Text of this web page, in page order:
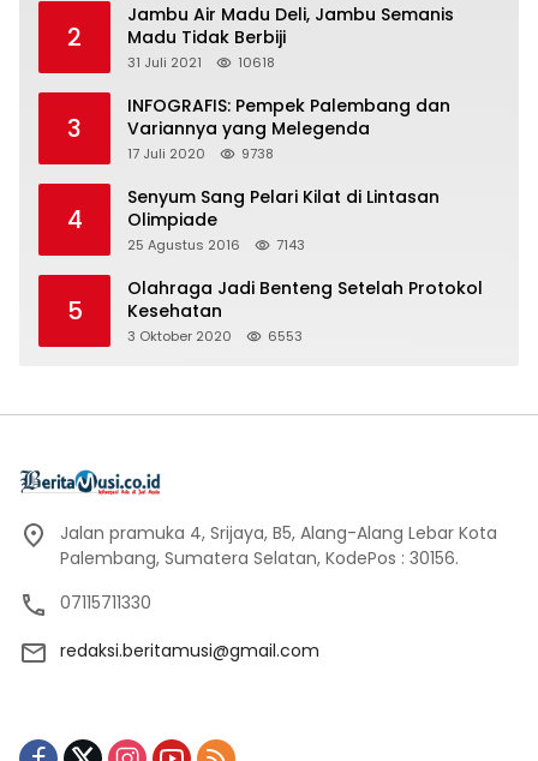
2
Jambu Air Madu Deli, Jambu Semanis
Madu Tidak Berbiji
31 Juli 2021 10618
3
INFOGRAFIS: Pempek Palembang dan
Variannya yang Melegenda
17 Juli 2020 9738
4
Senyum Sang Pelari Kilat di Lintasan
Olimpiade
25 Agustus 2016 7143
5
Olahraga Jadi Benteng Setelah Protokol
Kesehatan
3 Oktober 2020 6553
Jalan pramuka 4, Srijaya, B5, Alang-Alang Lebar Kota
Palembang, Sumatera Selatan, KodePos : 30156.
07115711330
redaksi.beritamusi@gmail.com